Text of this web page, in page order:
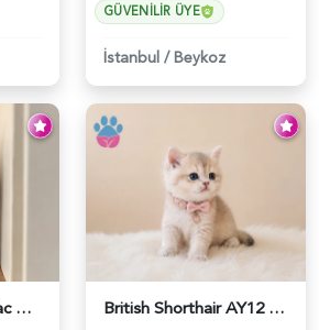
GÜVENILIR ÜYE
İstanbul /Beykoz
British Shorthair Lilac Dişi Tatlı Kızımız - 5236 British Shorthair AY12 Güzel Kızımız - 6349